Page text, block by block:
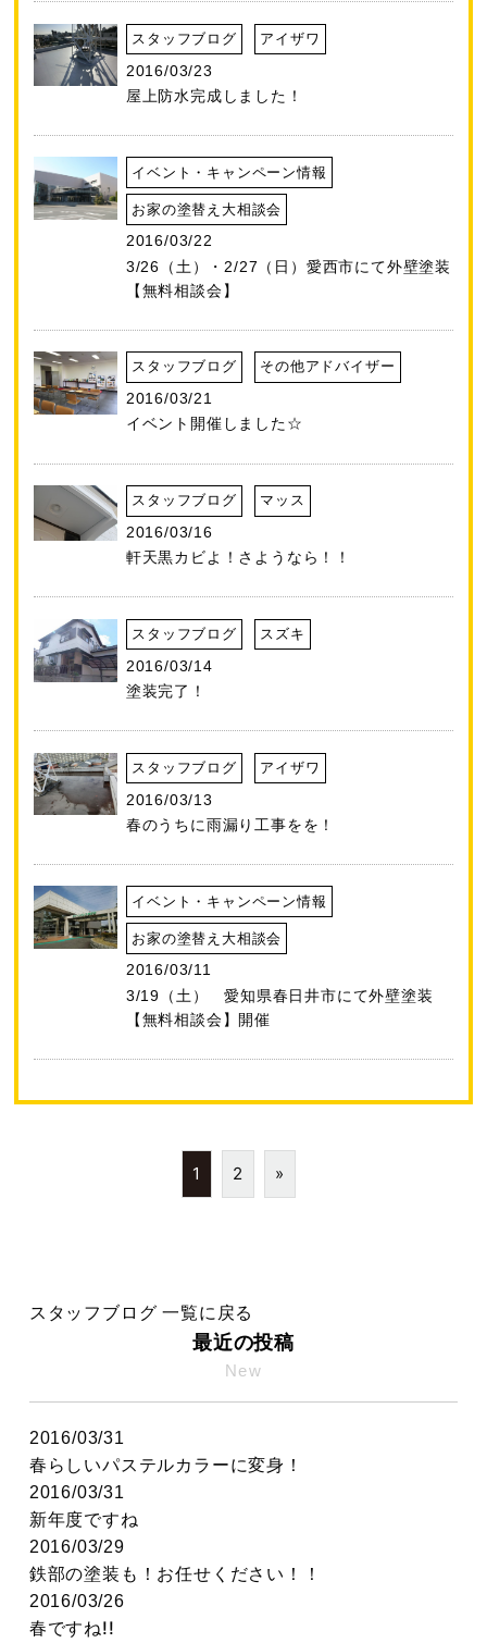
スタッフブログ アイザワ
2016/03/23
屋上防水完成しました！
イベント・キャンペーン情報
お家の塗替え大相談会
2016/03/22
3/26（土）・2/27（日）愛西市にて外壁塗装
【無料相談会】
スタッフブログ その他アドバイザー
2016/03/21
イベント開催しました☆
スタッフブログ マッス
2016/03/16
軒天黒カビよ！さようなら！！
スタッフブログ スズキ
2016/03/14
塗装完了！
スタッフブログ アイザワ
2016/03/13
春のうちに雨漏り工事をを！
イベント・キャンペーン情報
お家の塗替え大相談会
2016/03/11
3/19（土） 愛知県春日井市にて外壁塗装
【無料相談会】開催
1 2 »
スタッフブログ 一覧に戻る
最近の投稿
New
2016/03/31
春らしいパステルカラーに変身！
2016/03/31
新年度ですね
2016/03/29
鉄部の塗装も！お任せください！！
2016/03/26
春ですね!!